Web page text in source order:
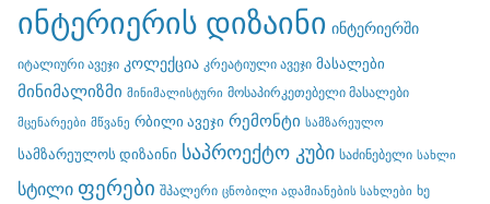
ინტერიერის დიზაინი ინტერიერში
იტალიური ავეჯი კოლექცია კრეატიული ავეჯი მასალები
მინიმალიზმი მინიმალისტური მოსაპირკეთებელი მასალები
მცენარეები მწვანე რბილი ავეჯი რემონტი სამზარეულო
სამზარეულოს დიზაინი საპროექტო კუბი საძინებელი სახლი
სტილი ფერები შპალერი ცნობილი ადამიანების სახლები ხე